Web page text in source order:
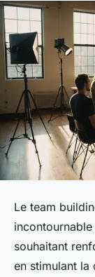
Le team
souhaitant
en stimulant